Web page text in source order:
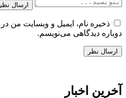
ارسال نظر
ذخیره نام، ایمیل و وبسایت من
دوباره دیدگاهی می‌نویسم.
آخرین اخبار